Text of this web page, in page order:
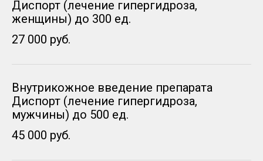
Диспорт (лечение гипергидроза,
женщины) до 300 ед.
27 000 руб.
Внутрикожное введение препарата
Диспорт (лечение гипергидроза,
мужчины) до 500 ед.
45 000 руб.